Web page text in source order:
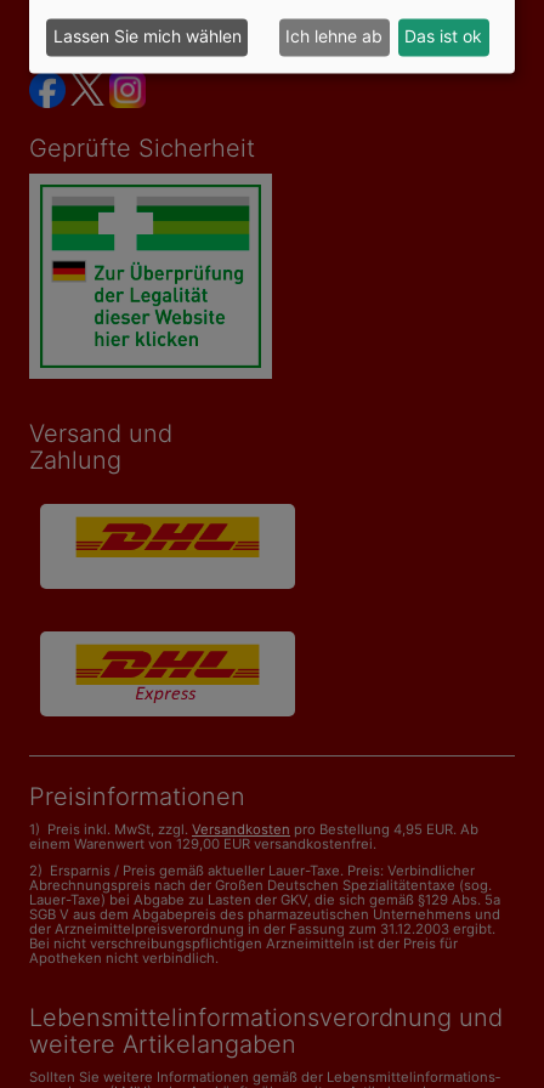
Social Media
Geprüfte Sicherheit
Versand und
Zahlung
Preisinformationen
1) Preis inkl. MwSt, zzgl. Versandkosten pro Bestellung 4,95 EUR. Ab
einem Warenwert von 129,00 EUR versandkostenfrei.
2) Ersparnis / Preis gemäß aktueller Lauer-Taxe. Preis: Verbindlicher
Abrechnungspreis nach der Großen Deutschen Spezialitätentaxe (sog.
Lauer-Taxe) bei Abgabe zu Lasten der GKV, die sich gemäß §129 Abs. 5a
SGB V aus dem Abgabepreis des pharmazeutischen Unternehmens und
der Arzneimittelpreisverordnung in der Fassung zum 31.12.2003 ergibt.
Bei nicht verschreibungspflichtigen Arzneimitteln ist der Preis für
Apotheken nicht verbindlich.
Lebensmittelinformations­verordnung und
weitere Artikelangaben
Sollten Sie weitere Informationen gemäß der Lebensmittel­informations­
Lassen Sie mich wählen Ich lehne ab Das ist ok